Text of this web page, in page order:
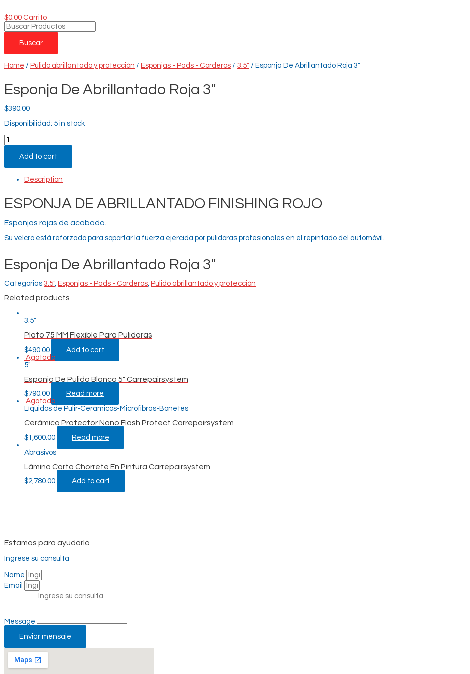
$0.00 Carrito
Búsqueda
de
productos
Buscar
Home / Pulido abrillantado y protección / Esponjas - Pads - Corderos / 3.5" / Esponja De Abrillantado Roja 3″
Esponja De Abrillantado Roja 3"
$390.00
Disponibilidad: 5 in stock
Esponja
De
Abrillantado
3"
quantity
Add to cart
Description
ESPONJA DE ABRILLANTADO FINISHING ROJO
Esponjas rojas de acabado.
Su velcro está reforzado para soportar la fuerza ejercida por pulidoras profesionales en el repintado del automóvil.
Esponja De Abrillantado Roja 3"
Categorias 3.5", Esponjas - Pads - Corderos Pulido abrillantado y protección
Related products
3.5"
Plato 75 MM Flexible Para Pulidoras
$490.00
Add to cart
Agotado
5"
Esponja De Pulido Blanca 5″ Carrepairsystem
$790.00
Read more
Agotado
Líquidos de Pulir-Cerámicos-Microfibras-Bonetes
Cerámico Protector Nano Flash Protect Carrepairsystem
$1,600.00
Read more
Abrasivos
Lámina Corta Chorrete En Pintura Carrepairsystem
$2,780.00 Add to cart
Estamos para ayudarlo
Ingrese su consulta
Name
Email
Message
Enviar mensaje